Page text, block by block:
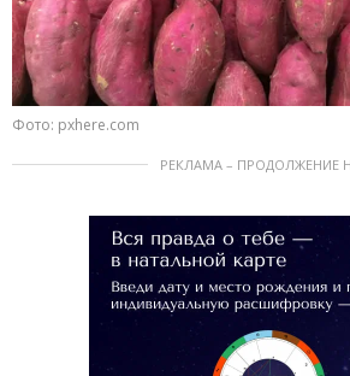
Фото: pxhere.com
РЕКЛАМА – ПРОДОЛЖЕНИЕ